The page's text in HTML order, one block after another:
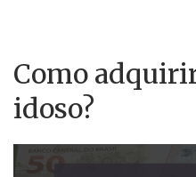
Como
idoso?